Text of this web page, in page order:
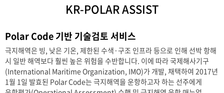
KR-POLAR ASSIST
Polar Code 기반 기술검토 서비스
극지해역은 빙, 낮은 기온, 제한된 수색·구조 인프라 등으로 인해 선박 항해
시 일반 해역보다 훨씬 높은 위험을 수반합니다. 이에 따라 국제해사기구
(International Maritime Organization, IMO)가 개발, 채택하여 2017년
1월 1일 발효된 Polar Code는 극지해역을 운항하고자 하는 선주에게